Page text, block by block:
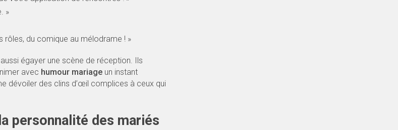
»
rôles, du comique au mélodrame ! »
égayer une scène de réception. Ils
avec humour mariage un instant
dévoiler des clins d’œil complices à ceux qui
personnalité des mariés